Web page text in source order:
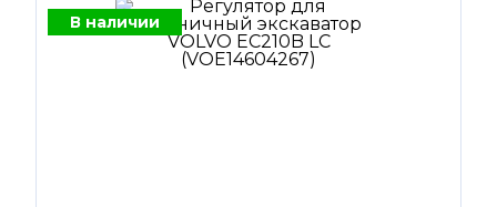
В наличии